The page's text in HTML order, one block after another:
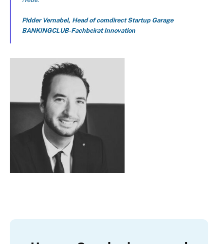
Pidder Vernabel, Head of comdirect Startup Garage
BANKINGCLUB-Fachbeirat Innovation